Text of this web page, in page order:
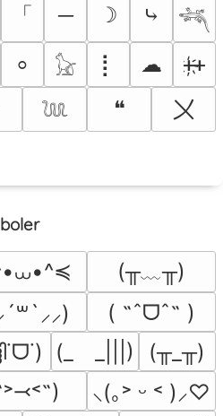
「 ─ ☽ ⤷
𓆈
⸰ 𓃠 ⡇ ☁
ᚐ҉ᚐ
𓆙 ❝ 〤
(╥﹏╥)
( ˶ˆᗜˆ˵ )
(_　_|||)
(╥_╥)
⸜(｡˃ ᵕ ˂ )⸝♡